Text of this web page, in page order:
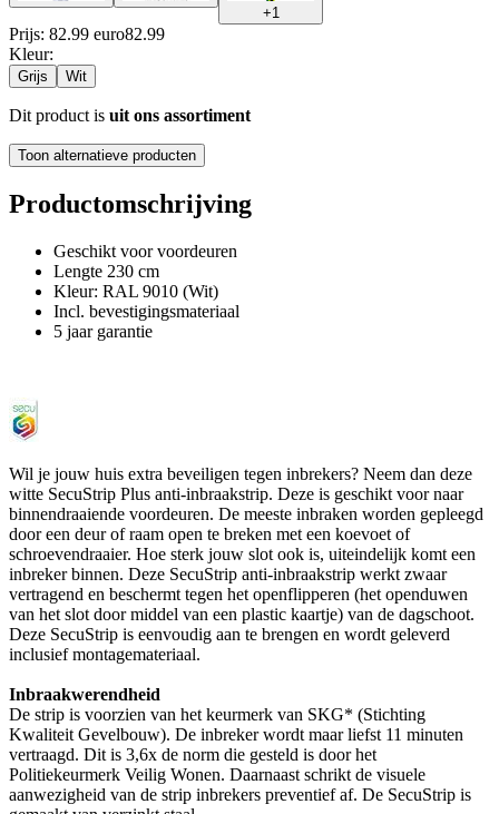
+1
Prijs: 82.99 euro82.99
Kleur:
Grijs Wit
Dit product is uit ons assortiment
Toon alternatieve producten
Productomschrijving
Geschikt voor voordeuren
Lengte 230 cm
Kleur: RAL 9010 (Wit)
Incl. bevestigingsmateriaal
5 jaar garantie
Wil je jouw huis extra beveiligen tegen inbrekers? Neem dan deze
witte SecuStrip Plus anti-inbraakstrip. Deze is geschikt voor naar
binnendraaiende voordeuren. De meeste inbraken worden gepleegd
door een deur of raam open te breken met een koevoet of
schroevendraaier. Hoe sterk jouw slot ook is, uiteindelijk komt een
inbreker binnen. Deze SecuStrip anti-inbraakstrip werkt zwaar
vertragend en beschermt tegen het openflipperen (het openduwen
van het slot door middel van een plastic kaartje) van de dagschoot.
Deze SecuStrip is eenvoudig aan te brengen en wordt geleverd
inclusief montagemateriaal.
Inbraakwerendheid
De strip is voorzien van het keurmerk van SKG* (Stichting
Kwaliteit Gevelbouw). De inbreker wordt maar liefst 11 minuten
vertraagd. Dit is 3,6x de norm die gesteld is door het
Politiekeurmerk Veilig Wonen. Daarnaast schrikt de visuele
aanwezigheid van de strip inbrekers preventief af. De SecuStrip is